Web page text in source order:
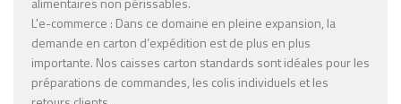
L'e-commerce : Dans ce domaine en pleine expansion, la
demande en carton d’expédition est de plus en plus
importante. Nos caisses carton standards sont idéales pour les
préparations de commandes, les colis individuels et les